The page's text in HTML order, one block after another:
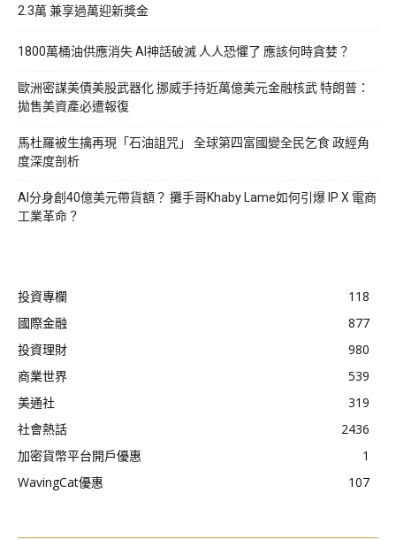
2.3萬 兼享過萬迎新獎金
1800萬桶油供應消失 AI神話破滅 人人恐懼了 應該何時貪婪？
歐洲密謀美債美股武器化 挪威手持近萬億美元金融核武 特朗普：
拋售美資產必遭報復
馬杜羅被生擒再現「石油詛咒」 全球第四富國變全民乞食 政經角
度深度剖析
AI分身創40億美元帶貨額？ 攤手哥Khaby Lame如何引爆 IP X 電商
工業革命？
投資專欄
118
國際金融
877
投資理財
980
商業世界
539
美通社
319
社會熱話
2436
加密貨幣平台開戶優惠
1
WavingCat優惠
107